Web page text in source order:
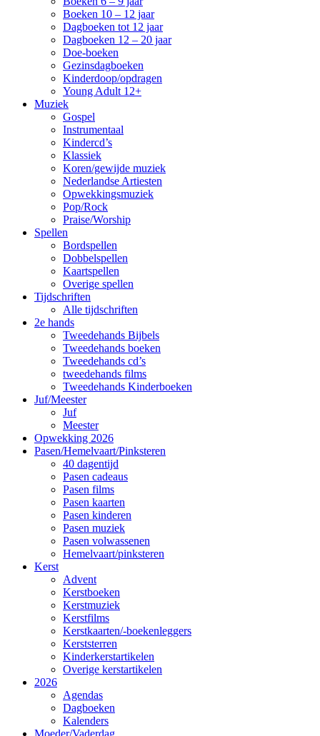
Boeken 10 – 12 jaar
Dagboeken tot 12 jaar
Dagboeken 12 – 20 jaar
Doe-boeken
Gezinsdagboeken
Kinderdoop/opdragen
Young Adult 12+
Muziek
Gospel
Instrumentaal
Kindercd’s
Klassiek
Koren/gewijde muziek
Nederlandse Artiesten
Opwekkingsmuziek
Pop/Rock
Praise/Worship
Spellen
Bordspellen
Dobbelspellen
Kaartspellen
Overige spellen
Tijdschriften
Alle tijdschriften
2e hands
Tweedehands Bijbels
Tweedehands boeken
Tweedehands cd’s
tweedehands films
Tweedehands Kinderboeken
Juf/Meester
Juf
Meester
Opwekking 2026
Pasen/Hemelvaart/Pinksteren
40 dagentijd
Pasen cadeaus
Pasen films
Pasen kaarten
Pasen kinderen
Pasen muziek
Pasen volwassenen
Hemelvaart/pinksteren
Kerst
Advent
Kerstboeken
Kerstmuziek
Kerstfilms
Kerstkaarten/-boekenleggers
Kerststerren
Kinderkerstartikelen
Overige kerstartikelen
2026
Agendas
Dagboeken
Kalenders
Moeder/Vaderdag